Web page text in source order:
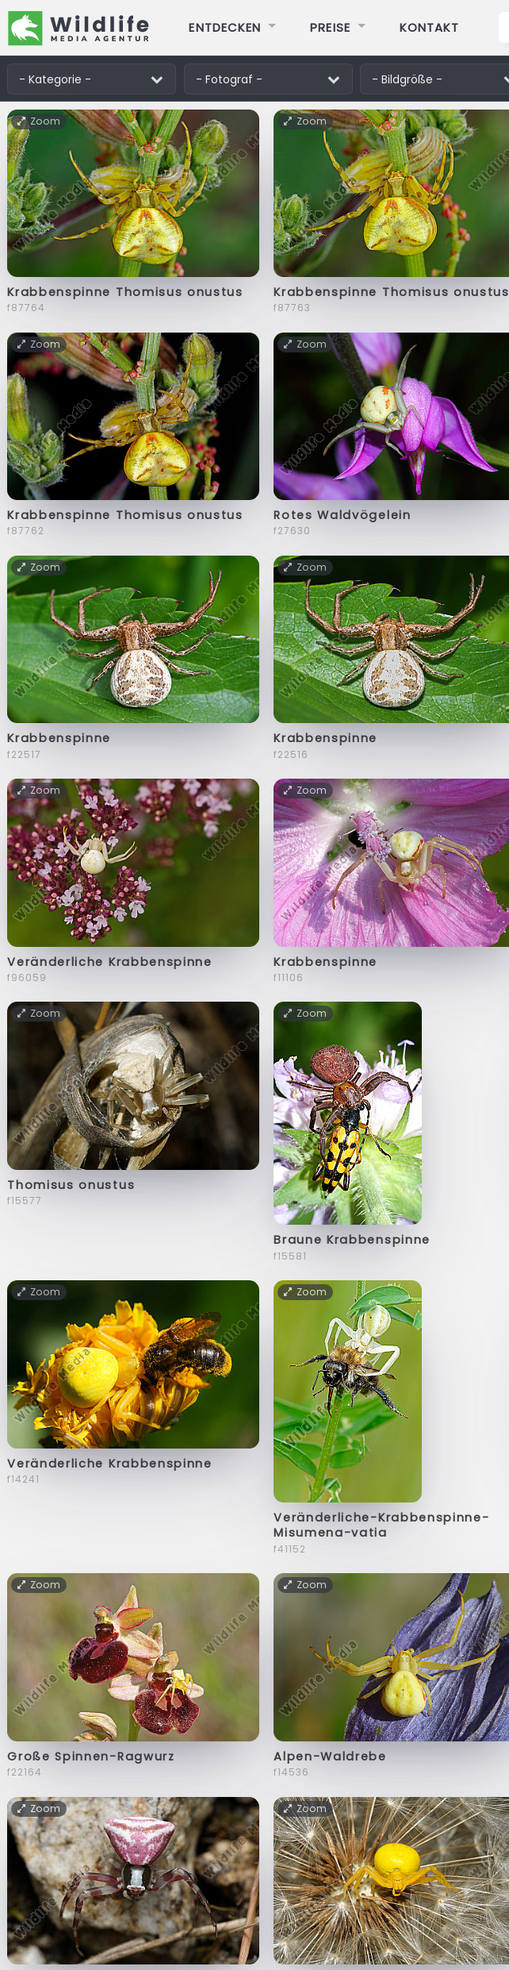
ENTDECKEN PREISE KONTAKT
Zoom
Krabbenspinne Thomisus onustus
f87764
Zoom
Krabbenspinne Thomisus onustus
f87763
Zoom
Krabbenspinne Thomisus onustus
f87762
Zoom
Rotes Waldvögelein
f27630
Zoom
Krabbenspinne
f22517
Zoom
Krabbenspinne
f22516
Zoom
Veränderliche Krabbenspinne
f96059
Zoom
Krabbenspinne
f11106
Zoom
Thomisus onustus
f15577
Zoom
Braune Krabbenspinne
f15581
Zoom
Veränderliche Krabbenspinne
f14241
Zoom
Veränderliche-Krabbenspinne-
Misumena-vatia
f41152
Zoom
Große Spinnen-Ragwurz
f22164
Zoom
Alpen-Waldrebe
f14536
Zoom Zoom